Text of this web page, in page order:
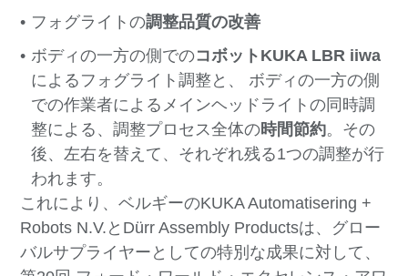
フォグライトの調整品質の改善
ボディの一方の側でのコボットKUKA LBR iiwa
によるフォグライト調整と、 ボディの一方の側
での作業者によるメインヘッドライトの同時調
整による、調整プロセス全体の時間節約。その
後、左右を替えて、それぞれ残る1つの調整が行
われます。
これにより、ベルギーのKUKA Automatisering +
Robots N.V.とDürr Assembly Productsは、グロー
バルサプライヤーとしての特別な成果に対して、